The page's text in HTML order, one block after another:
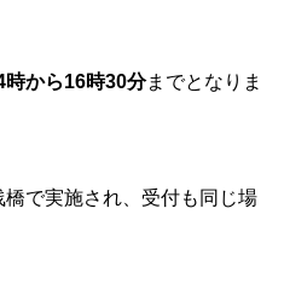
時から16時30分までとなりま
で実施され、受付も同じ場